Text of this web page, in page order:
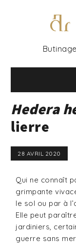
Hedera
lierre
28 AVRIL 2020
Qui ne connaît
grimpante
le sol ou par à
Elle peut
jardiniers,
guerre sans